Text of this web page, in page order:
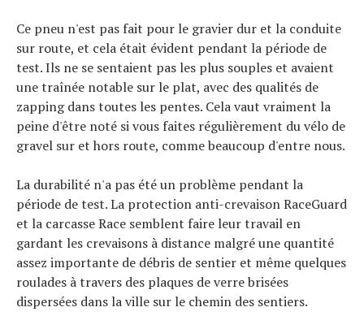
Ce pneu n'est pas fait pour le gravier dur et la conduite
sur route, et cela était évident pendant la période de
test. Ils ne se sentaient pas les plus souples et avaient
une traînée notable sur le plat, avec des qualités de
zapping dans toutes les pentes. Cela vaut vraiment la
peine d'être noté si vous faites régulièrement du vélo de
gravel sur et hors route, comme beaucoup d'entre nous.
La durabilité n'a pas été un problème pendant la
période de test. La protection anti-crevaison RaceGuard
et la carcasse Race semblent faire leur travail en
gardant les crevaisons à distance malgré une quantité
assez importante de débris de sentier et même quelques
roulades à travers des plaques de verre brisées
dispersées dans la ville sur le chemin des sentiers.